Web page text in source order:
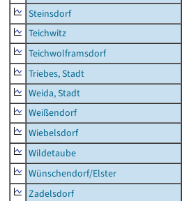
Steinsdorf
Teichwitz
Teichwolframsdorf
Triebes, Stadt
Weida, Stadt
Weißendorf
Wiebelsdorf
Wildetaube
Wünschendorf/Elster
Zadelsdorf